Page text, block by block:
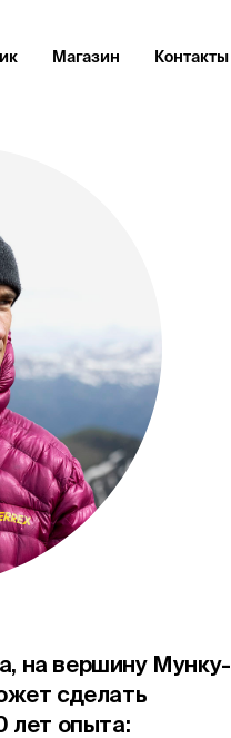
Магазин Контакты
на вершину Мунку-
сделать
лет опыта: